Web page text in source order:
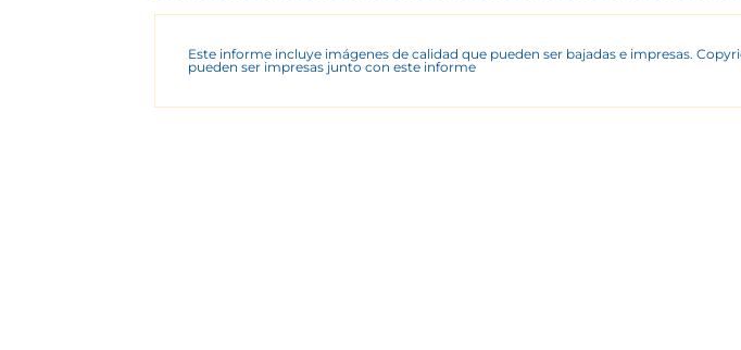
Este informe incluye imágenes de calidad que pueden ser bajadas e impresas.
pueden ser impresas junto con este informe